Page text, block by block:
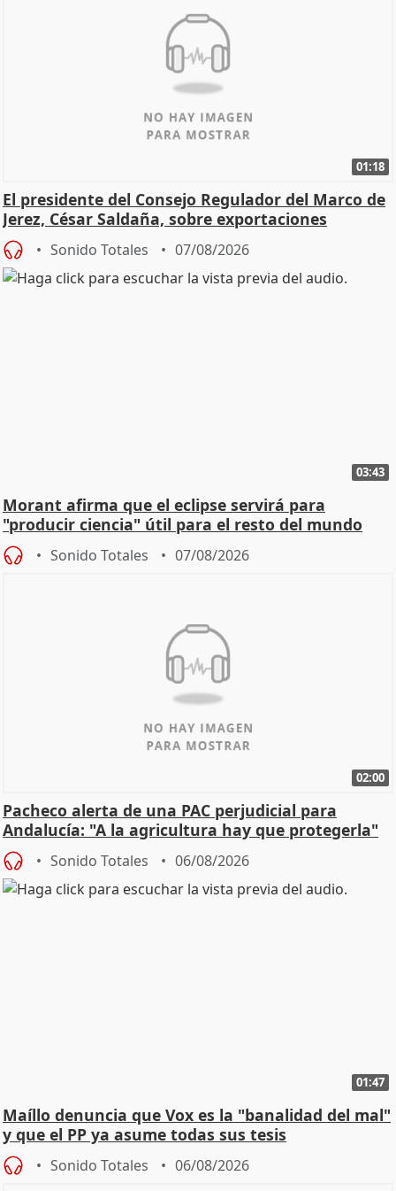
01:18
El presidente del Consejo Regulador del Marco de
Jerez, César Saldaña, sobre exportaciones
Sonido Totales 07/08/2026
03:43
Morant afirma que el eclipse servirá para
"producir ciencia" útil para el resto del mundo
Sonido Totales 07/08/2026
02:00
Pacheco alerta de una PAC perjudicial para
Andalucía: "A la agricultura hay que protegerla"
Sonido Totales 06/08/2026
01:47
Maíllo denuncia que Vox es la "banalidad del mal"
y que el PP ya asume todas sus tesis
Sonido Totales 06/08/2026